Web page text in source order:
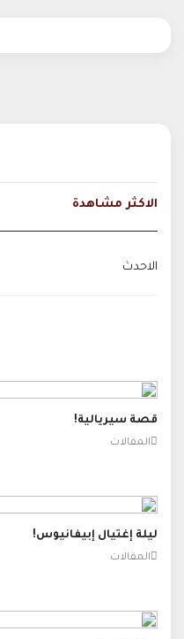
الاكثر مشاهدة
الاحدث
قصة سيريالية!
المقالات
ليلة إغتيال إبيفانيوس!
المقالات